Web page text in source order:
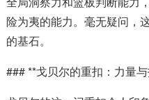
险为夷的能力。毫无疑问，
的基石。
### **戈贝尔的重扣：力量